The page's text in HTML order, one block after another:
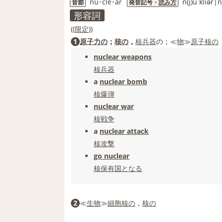
音節 発音記号・ 読み方
形容詞
((限定))
1 原子力の ； 核の ， 核兵器の；≪物≫原子核の
nuclear weapons
核兵器
a nuclear bomb
核爆弾
nuclear war
核戦争
a nuclear attack
核攻撃
go nuclear
核保有国となる
2 ≪生物≫細胞核の ， 核の